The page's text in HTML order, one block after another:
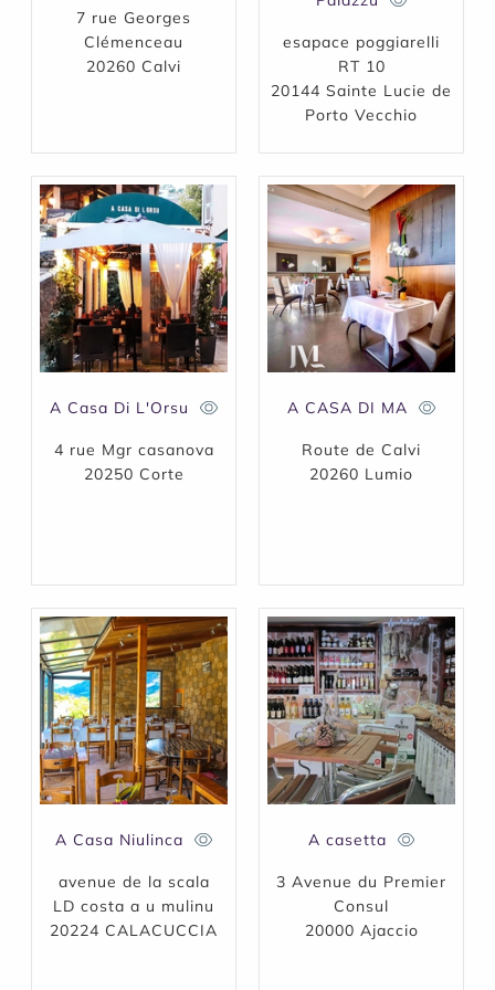
7 rue Georges
Clémenceau
20260 Calvi
esapace poggiarelli
RT 10
20144 Sainte Lucie de
Porto Vecchio
A Casa Di L'Orsu
4 rue Mgr casanova
20250 Corte
A CASA DI MA
Route de Calvi
20260 Lumio
A Casa Niulinca
avenue de la scala
LD costa a u mulinu
20224 CALACUCCIA
A casetta
3 Avenue du Premier
Consul
20000 Ajaccio